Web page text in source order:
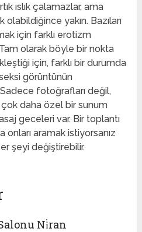
ıslık çalamazlar, ama
yakın. Bazıları
için farklı erotizm
olarak böyle bir nokta
için, farklı bir durumda
görüntünün
Sadece fotoğrafları değil,
çok daha özel bir sunum
geceleri var. Bir toplantı
aramak istiyorsanız
şeyi değiştirebilir.
Ni̇ran